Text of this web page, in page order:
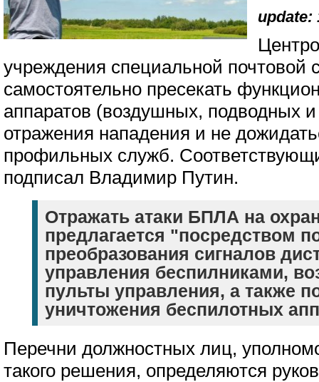
update:
учреждения специальной почтовой
самостоятельно пресекать
аппаратов (воздушных, подводных
отражения нападения и не
профильных служб.
подписал Владимир Путин.
Отражать атаки БПЛА на
предлагается "посредством
преобразования сигналов
управления беспилниками,
пульты управления, а также
уничтожения беспилотных
Перечни должностных лиц,
такого решения, определяются